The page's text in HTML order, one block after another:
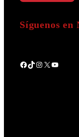
Síguenos en
Facebook
TikTok
Instagram
X YouTube